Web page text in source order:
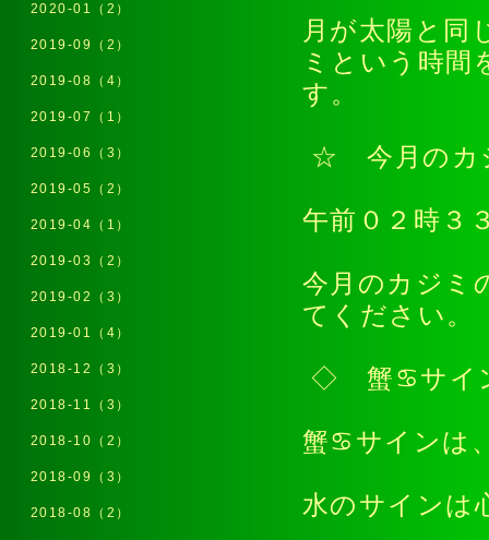
月が太陽と同
ミという時間
す。
☆ 今月のカ
午前０２時
今月のカジミ
てください
◇ 蟹♋サ
蟹♋サイン
水のサインは
2020-01（2）
2019-09（2）
2019-08（4）
2019-07（1）
2019-06（3）
2019-05（2）
2019-04（1）
2019-03（2）
2019-02（3）
2019-01（4）
2018-12（3）
2018-11（3）
2018-10（2）
2018-09（3）
2018-08（2）